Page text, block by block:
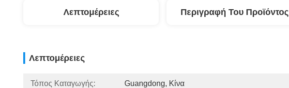
Λεπτομέρειες Περιγραφή Του Προϊόντος
Λεπτομέρειες
Τόπος Καταγωγής: Guangdong, Κίνα